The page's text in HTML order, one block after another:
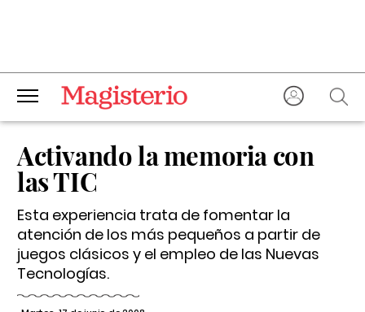
Activando la memoria con
las TIC
Esta experiencia trata de fomentar la
atención de los más pequeños a partir de
juegos clásicos y el empleo de las Nuevas
Tecnologías.